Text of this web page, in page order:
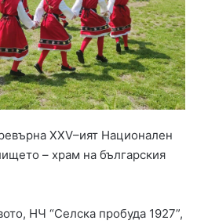
XXV–ият Национален
– храм на българския
НЧ “Селска пробуда 1927”,